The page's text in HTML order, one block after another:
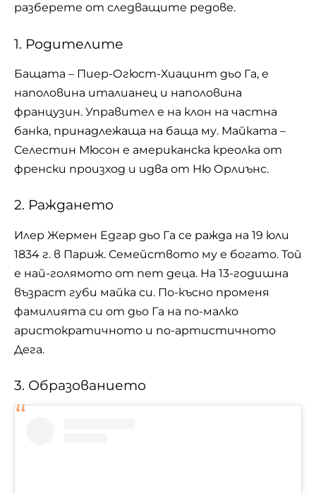
разберете от следващите редове.
1. Родителите
Бащата – Пиер-Огюст-Хиацинт дьо Га, е
наполовина италианец и наполовина
французин. Управител е на клон на частна
банка, принадлежаща на баща му. Майката –
Селестин Мюсон е американска креолка от
френски произход и идва от Ню Орлиънс.
2. Раждането
Илер Жермен Едгар дьо Га се ражда на 19 юли
1834 г. в Париж. Семейството му е богато. Той
е най-голямото от пет деца. На 13-годишна
възраст губи майка си. По-късно променя
фамилията си от дьо Га на по-малко
аристократичното и по-артистичното
Дега.
3. Образованието